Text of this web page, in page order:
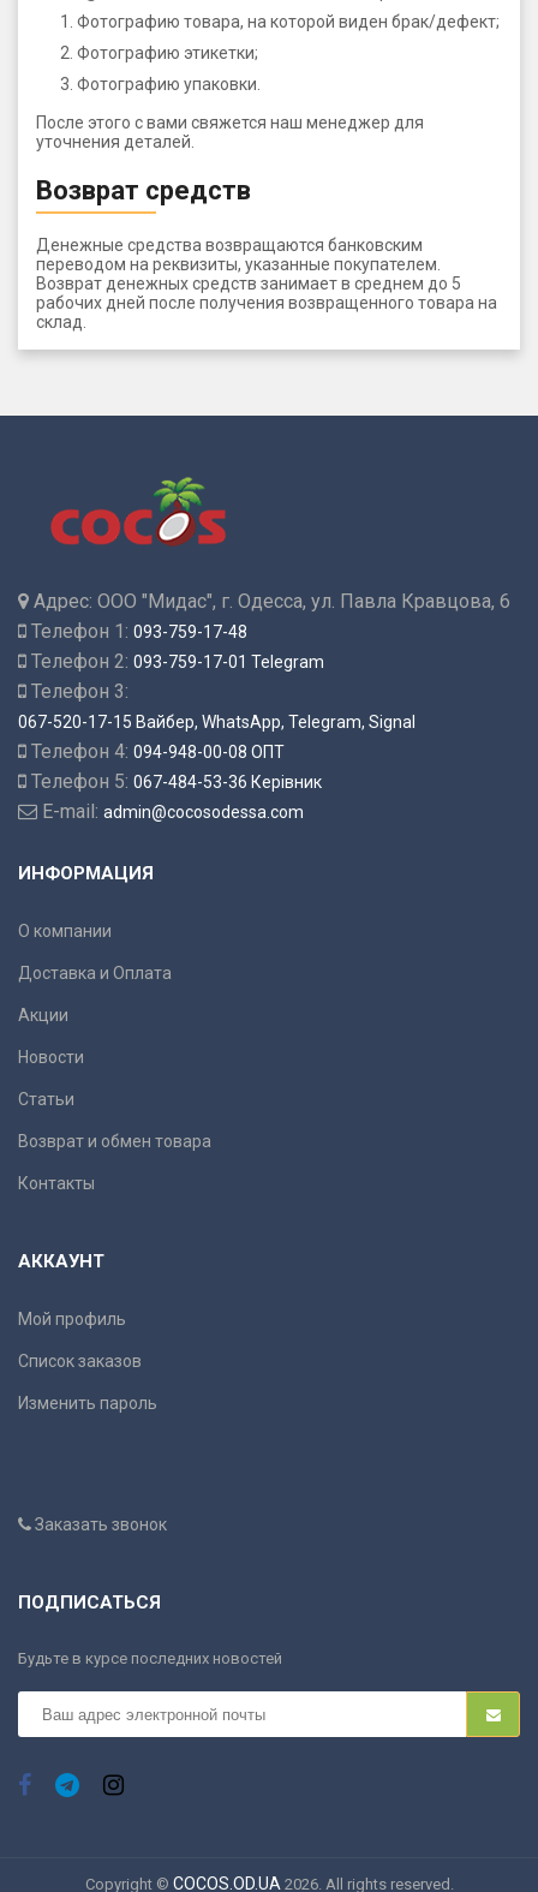
Фотографию товара, на которой виден брак/дефект;
Фотографию этикетки;
Фотографию упаковки.
После этого с вами свяжется наш менеджер для
уточнения деталей.
Возврат средств
Денежные средства возвращаются банковским
переводом на реквизиты, указанные покупателем.
Возврат денежных средств занимает в среднем до 5
рабочих дней после получения возвращенного товара на
склад.
Адрес: ООО "Мидас", г. Одесса, ул. Павла Кравцова, 6
Телефон 1: 093-759-17-48
Телефон 2: 093-759-17-01 Telegram
Телефон 3:
067-520-17-15 Вайбер, WhatsApp, Telegram, Signal
Телефон 4: 094-948-00-08 ОПТ
Телефон 5: 067-484-53-36 Керівник
E-mail: admin@cocosodessa.com
ИНФОРМАЦИЯ
О компании
Доставка и Оплата
Акции
Новости
Статьи
Возврат и обмен товара
Контакты
АККАУНТ
Мой профиль
Список заказов
Изменить пароль
Заказать звонок
ПОДПИСАТЬСЯ
Будьте в курсе последних новостей
Copyright © COCOS.OD.UA2026. All rights reserved.